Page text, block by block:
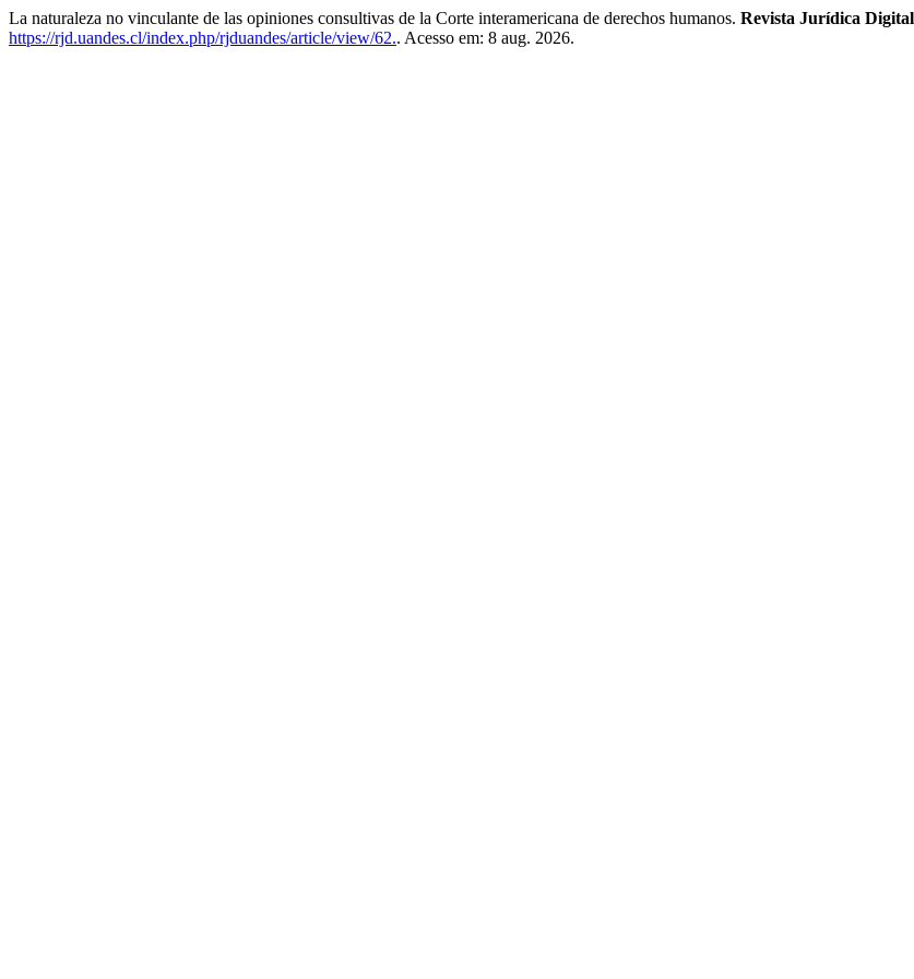
La naturaleza no vinculante de las opiniones consultivas de la Corte interamericana de derechos humanos. Revista Jurídica
https://rjd.uandes.cl/index.php/rjduandes/article/view/62.. Acesso em: 8 aug. 2026.